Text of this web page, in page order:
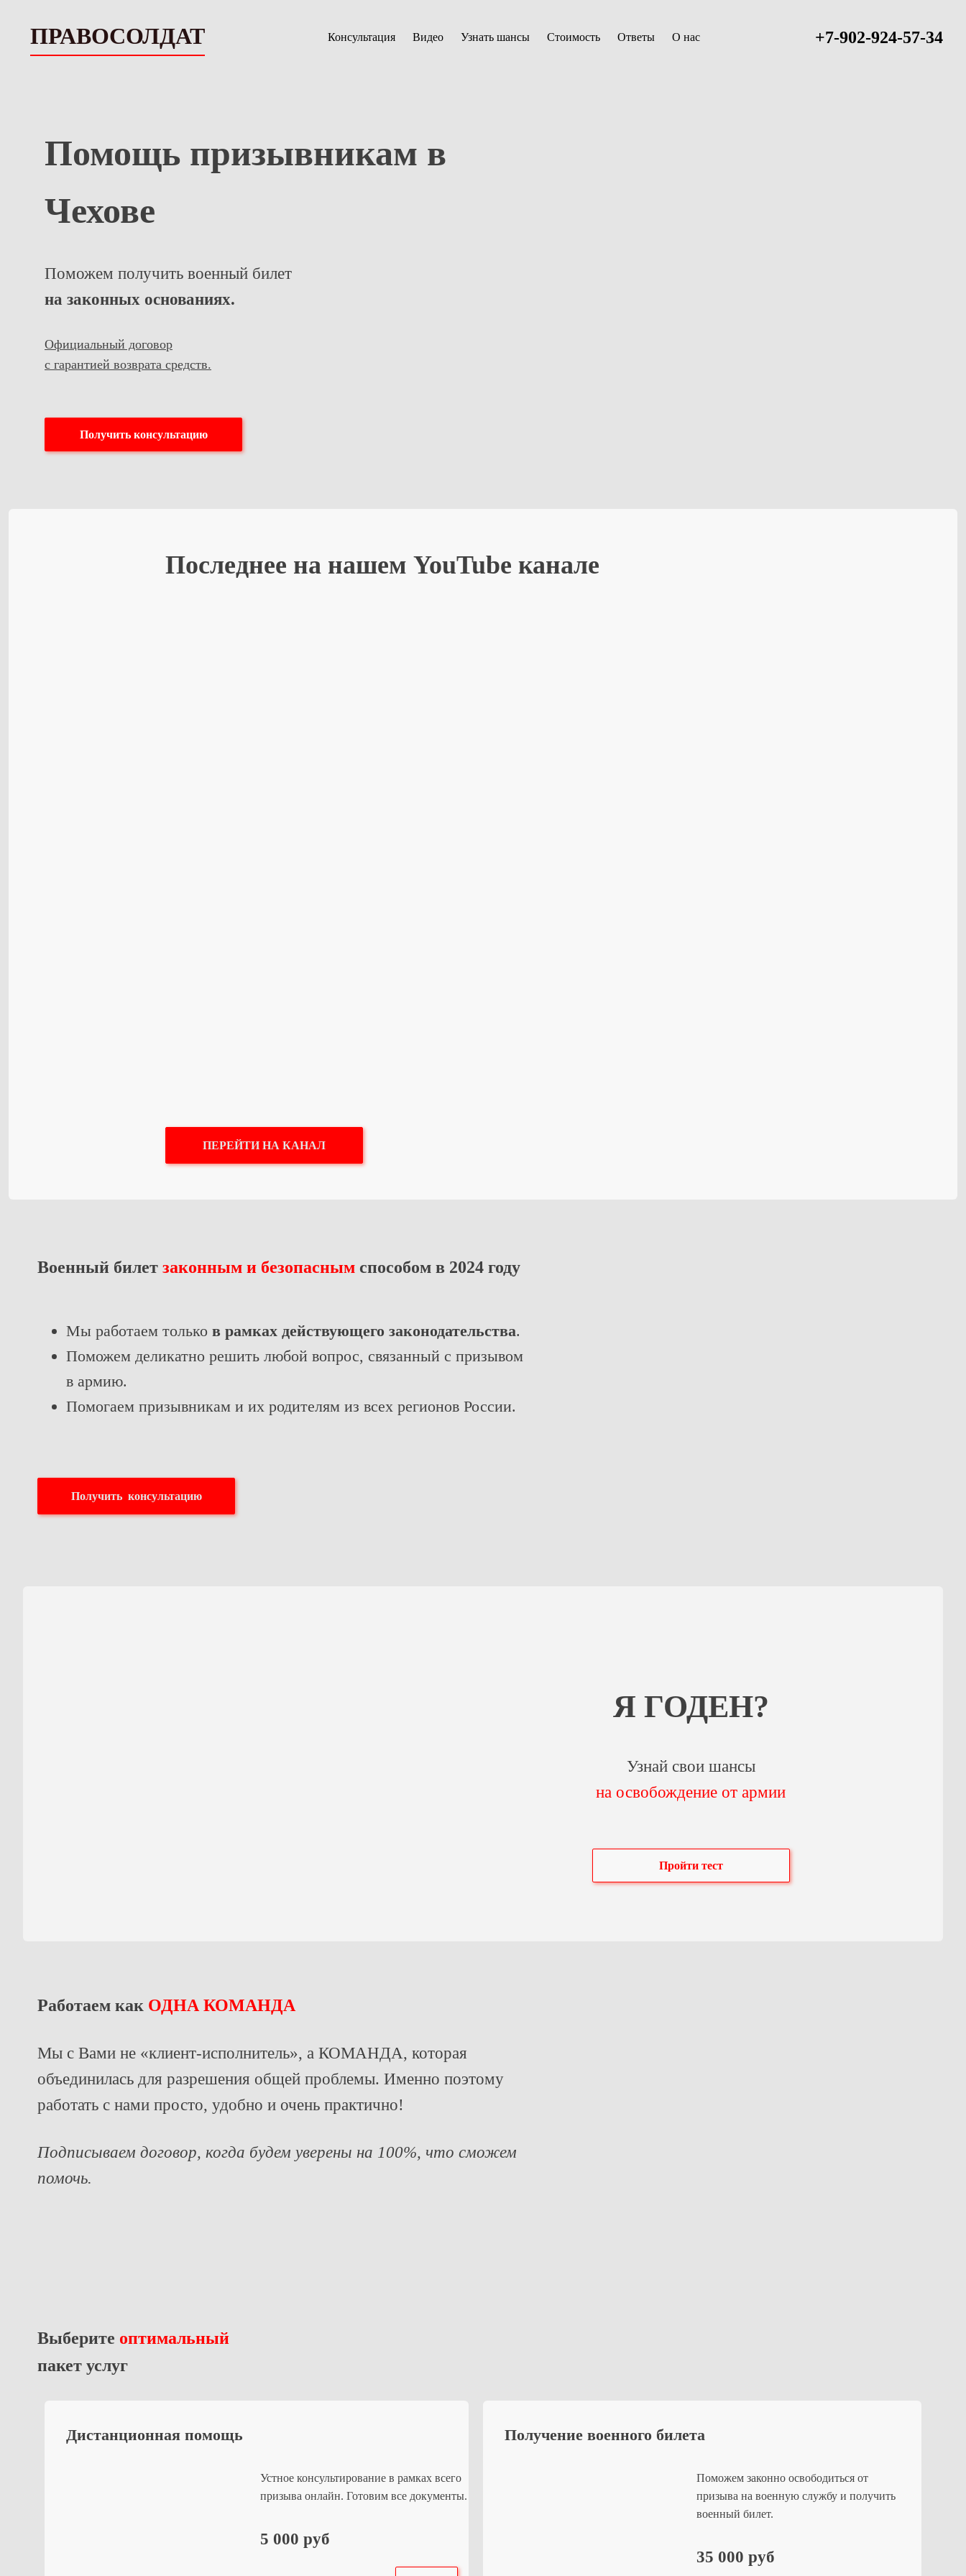
ПРАВОСОЛДАТ Консультация Видео Узнать шансы Стоимость Ответы О нас +7-902-924-57-34
Помощь призывникам в
Чехове
Поможем получить военный билет
на законных основаниях.
Официальный договор
с гарантией возврата средств.
Получить консультацию
Последнее на нашем YouTube канале
ПЕРЕЙТИ НА КАНАЛ
Военный билет законным и безопасным способом в 2024 году
Мы работаем только в рамках действующего законодательства.
Поможем деликатно решить любой вопрос, связанный с призывом
в армию.
Помогаем призывникам и их родителям из всех регионов России.
Получить консультацию
Я ГОДЕН?
Узнай свои шансы
на освобождение от армии
Пройти тест
Работаем как ОДНА КОМАНДА
Мы с Вами не «клиент-исполнитель», а КОМАНДА, которая
объединилась для разрешения общей проблемы. Именно поэтому
работать с нами просто, удобно и очень практично!
Подписываем договор, когда будем уверены на 100%, что сможем
помочь.
Выберите оптимальный
пакет услуг
Дистанционная помощь
Устное консультирование в рамках всего
призыва онлайн. Готовим все документы.
5 000 руб
Получение военного билета
Поможем законно освободиться от
призыва на военную службу и получить
военный билет.
35 000 руб